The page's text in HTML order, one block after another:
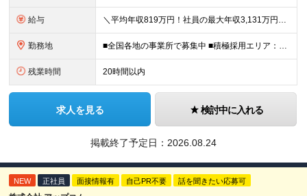
給与 ＼平均年収819万円！社員の最大年収3,131万円／ ＼2人に1人が年収700万円以上／ ＼5人に1人が年収1,000万円以上！／ 固定給だけで、年収524万円も可能！ インセンティブだけでなく固定給
勤務地 ■全国各地の事業所で募集中 ■積極採用エリア：東京・神奈川・埼玉・千葉・愛知 ※希望の勤務地で働ける！通勤可能な事業所を選定していきます ※地元に戻って働きたいUターン希望者も歓迎します！ ※社用車を
残業時間 20時間以内
求人を見る 検討中に入れる
掲載終了予定日： 2026.08.24
NEW 正社員 面接情報有 自己PR不要 話を聞きたい応募可